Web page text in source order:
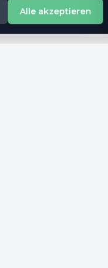
Alle akzeptieren